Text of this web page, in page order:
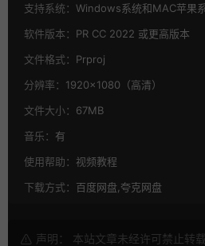
支持系统： Windows系统和MAC苹果
软件版本： PR CC 2022 或更高版本
文件格式： Prproj
分辨率： 1920×1080（高清）
文件大小： 67MB
音乐： 有
使用帮助： 视频教程
下载方式： 百度网盘,夸克网盘
声明： 本站文章未经许可禁止转